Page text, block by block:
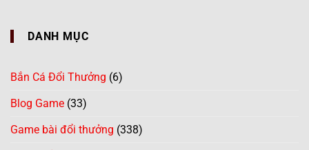
DANH MỤC
Bắn Cá Đổi Thưởng (6)
Blog Game (33)
Game bài đổi thưởng (338)